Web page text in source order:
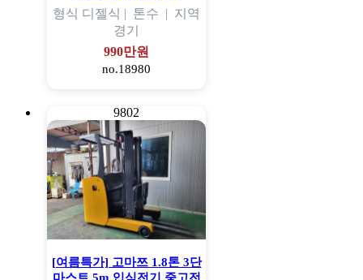
형식 디젤식 | 톤수 | 지역
경기
990만원
no.18980
9802
[여름특가] 고마쯔 1.8톤 3단